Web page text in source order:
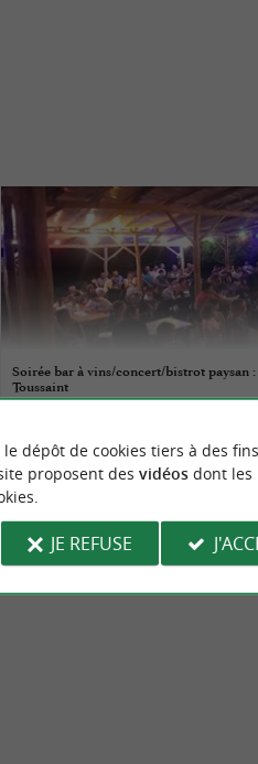
Soirée bar à vins/concert/bistrot paysan
Toussaint
Jaxu
dépôt de cookies tiers à des
proposent des vidéosdont les
JE REFUSE